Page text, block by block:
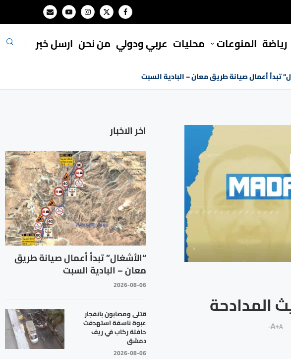
رياضة المنوعات محليات ⁠عربي ودولي من نحن ارسل خبر
تبدأ أعمال صيانة طريق معان – البادية السبت
المدادحة
A+A-
اخر الاخبار
“الأشغال” تبدأ أعمال صيانة طريق
معان – البادية السبت
2026-08-06
قتلى ومصابون بانفجار
عبوة ناسفة استهدفت
حافلة ركاب في ريف
دمشق
2026-08-06